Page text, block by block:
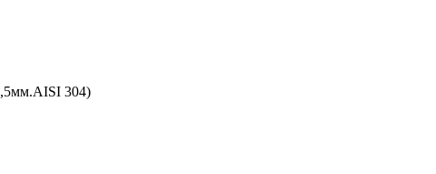
304)